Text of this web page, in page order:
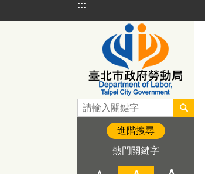
跳到主要內容區塊
:::
進階搜尋
熱門關鍵字